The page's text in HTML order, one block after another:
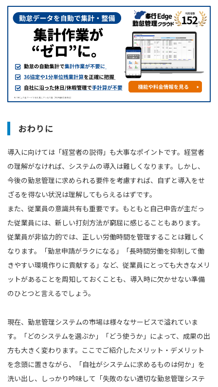
おわりに
導入に向けては「経営者の説得」も大事なポイントです。経営者
の理解がなければ、システムの導入は難しくなります。しかし、
今後の勤怠管理に求められる要件を考慮すれば、自ずと導入をせ
ざるを得ない状況は理解してもらえるはずです。
また、従業員の意識共有も重要です。もともと自己申告が主だっ
た従業員には、新しい打刻方法が窮屈に感じることもあります。
従業員が非協力的では、正しい労働時間を管理することは難しく
なります。「勤怠申請がラクになる」「長時間労働を抑制して働
きやすい環境作りに貢献する」など、従業員にとっても大きなメリ
ットがあることを周知しておくことも、導入時に欠かせない準備
のひとつと言えるでしょう。
現在、勤怠管理システムの市場は様々なサービスで溢れていま
す。「どのシステムを選ぶか」「どう使うか」によって、成果の出
方も大きく変わります。ここでご紹介したメリット・デメリット
を念頭に置きながら、「自社がシステムに求めるものは何か」を
洗い出し、しっかり吟味して「失敗のない適切な勤怠管理システ